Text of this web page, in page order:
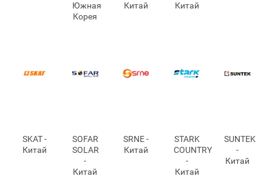
Южная
Корея
Китай
Китай
SKAT -
Китай
SOFAR
SOLAR
-
Китай
SRNE -
Китай
STARK
COUNTRY
-
Китай
SUNTEK
-
Китай